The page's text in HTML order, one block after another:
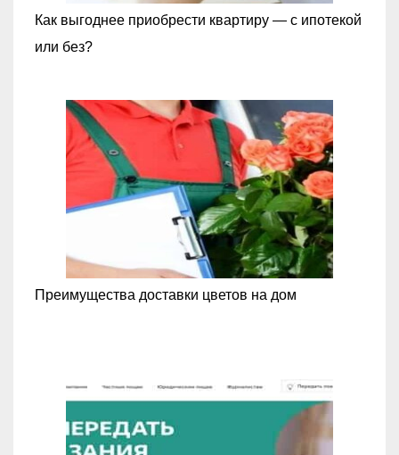
Как выгоднее приобрести квартиру — с ипотекой
или без?
Преимущества доставки цветов на дом